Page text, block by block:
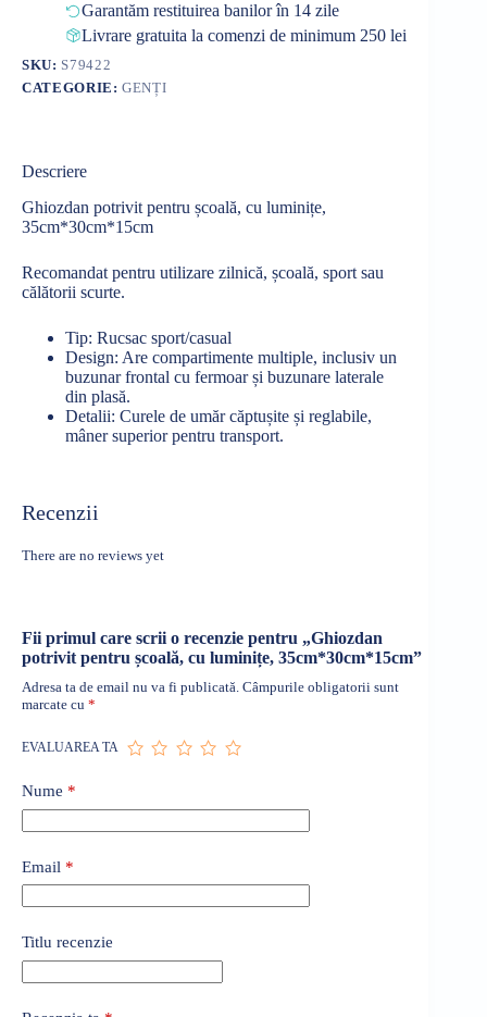
Garantăm restituirea banilor în 14 zile
Livrare gratuita la comenzi de minimum 250 lei
SKU: S79422
CATEGORIE:GENȚI
Descriere
Ghiozdan potrivit pentru școală, cu luminițe,
35cm*30cm*15cm
Recomandat pentru utilizare zilnică, școală, sport sau
călătorii scurte.
Tip: Rucsac sport/casual
Design: Are compartimente multiple, inclusiv un
buzunar frontal cu fermoar și buzunare laterale
din plasă.
Detalii: Curele de umăr căptușite și reglabile,
mâner superior pentru transport.
Recenzii
There are no reviews yet
Fii primul care scrii o recenzie pentru „Ghiozdan
potrivit pentru școală, cu luminițe, 35cm*30cm*15cm”
Adresa ta de email nu va fi publicată. Câmpurile obligatorii sunt
marcate cu *
EVALUAREA TA
Nume *
Email *
Titlu recenzie